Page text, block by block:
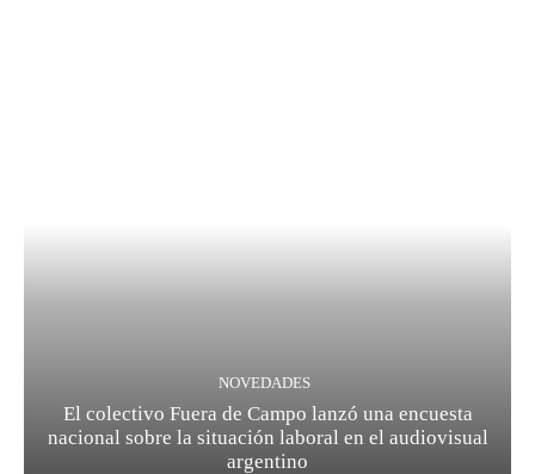
NOVEDADES
El colectivo Fuera de Campo lanzó una encuesta
nacional sobre la situación laboral en el audiovisual
argentino